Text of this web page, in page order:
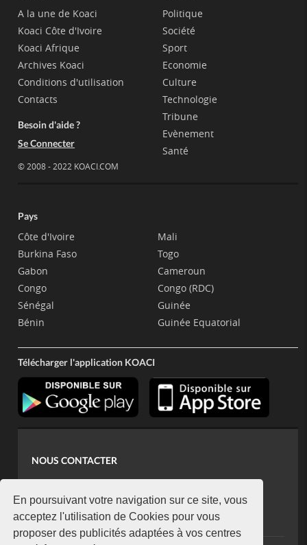
En poursuivant votre navigation sur ce site, vous
acceptez l'utilisation de Cookies pour vous
proposer des publicités adaptées à vos centres
A la une de Koaci
Koaci Côte d'Ivoire
Koaci Afrique
Archives Koaci
Conditions d'utilisation
Contacts
Besoin d'aide ?
Se Connecter
© 2008 - 2022 KOACI.COM
Politique
Société
Sport
Economie
Culture
Technologie
Tribune
Evènement
Santé
Pays
Côte d'Ivoire
Burkina Faso
Gabon
Congo
Sénégal
Bénin
Mali
Togo
Cameroun
Congo (RDC)
Guinée
Guinée Equatorial
Télécharger l'application KOACI
NOUS CONTACTER
koaci@yahoo.fr
+225 07 08 85 52 93